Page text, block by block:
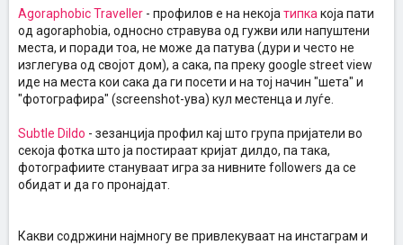
Agoraphobic Traveller - профилов е на некоја типка која пати
од agoraphobia, односно стравува од гужви или напуштени
места, и поради тоа, не може да патува (дури и често не
изглегува од својот дом), а сака, па преку google street view
иде на места кои сака да ги посети и на тој начин "шета" и
"фотографира" (screenshot-ува) кул местенца и луѓе.
Subtle Dildo - зезанција профил кај што група пријатели во
секоја фотка што ја постираат кријат дилдо, па така,
фотографиите стануваат игра за нивните followers да се
обидат и да го пронајдат.
Какви содржини најмногу ве привлекуваат на инстаграм и